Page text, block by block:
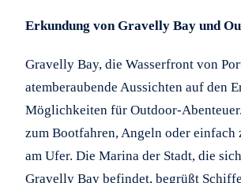
Erkundung von Gravelly Bay und
Gravelly Bay, die Wasserfront von
atemberaubende Aussichten auf den
Möglichkeiten für Outdoor-
zum Bootfahren, Angeln oder einfach
am Ufer. Die Marina der Stadt, die
Gravelly Bay befindet, begrüßt